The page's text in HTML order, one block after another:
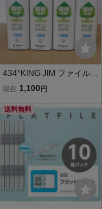
434*KING JIM ファイル 4
冊 まとめて スーパードッ
㎝ No.2485N アオ 横型 フ
ァイリング用品
現在 1,100 円
送料無料